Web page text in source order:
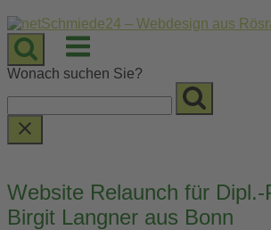
Skip
to
content
Menu
Wonach suchen Sie?
Website Relaunch für Dipl.-
Birgit Langner aus Bonn